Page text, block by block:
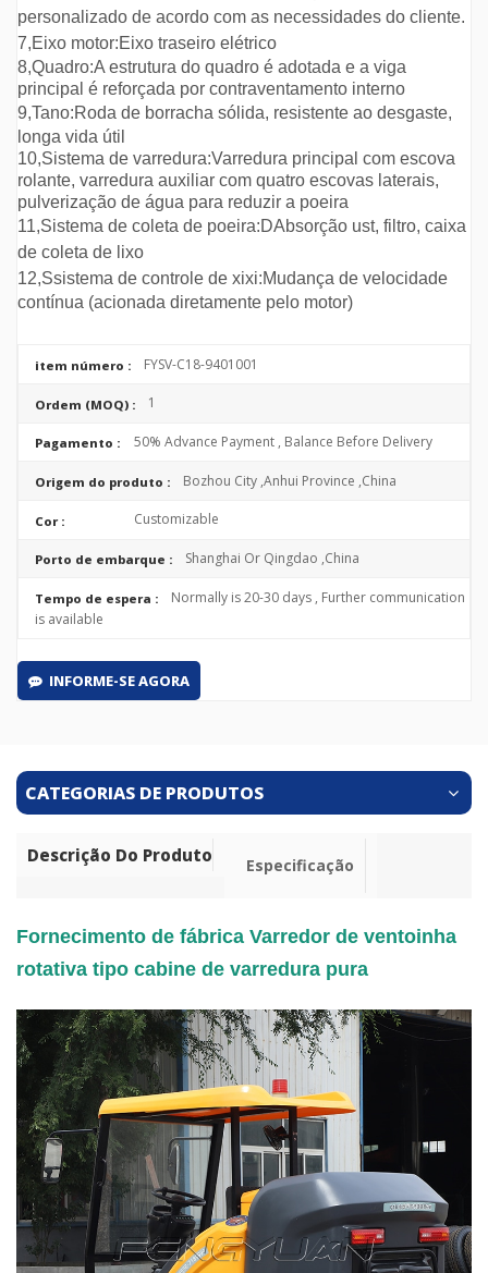
personalizado de acordo com as necessidades do cliente.
7,Eixo motor:Eixo traseiro elétrico
8,Quadro:A estrutura do quadro é adotada e a viga
principal é reforçada por contraventamento interno
9,Tano:Roda de borracha sólida, resistente ao desgaste,
longa vida útil
10,Sistema de varredura:Varredura principal com escova
rolante, varredura auxiliar com quatro escovas laterais,
pulverização de água para reduzir a poeira
11,Sistema de coleta de poeira:DAbsorção ust, filtro, caixa
de coleta de lixo
12,Ssistema de controle de xixi:Mudança de velocidade
contínua (acionada diretamente pelo motor)
item número : FYSV-C18-9401001
Ordem (MOQ) : 1
Pagamento : 50% Advance Payment , Balance Before Delivery
Origem do produto : Bozhou City ,Anhui Province ,China
Cor : Customizable
Porto de embarque : Shanghai Or Qingdao ,China
Tempo de espera :
Normally is 20-30 days , Further communication
is available
INFORME-SE AGORA
CATEGORIAS DE PRODUTOS
Descrição Do Produto Especificação
Fornecimento de fábrica Varredor de ventoinha
rotativa tipo cabine de varredura pura